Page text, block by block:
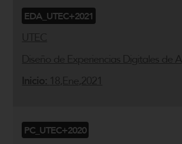
EDA_UTEC+2021
UTEC
Diseño de Experiencias Digitales de
Inicio: 18,Ene,2021
PC_UTEC+2020